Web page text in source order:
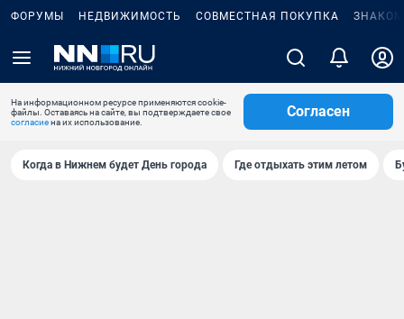
ФОРУМЫ НЕДВИЖИМОСТЬ СОВМЕСТНАЯ ПОКУПКА
На информационном ресурсе применяются cookie-
файлы. Оставаясь на сайте, вы подтверждаете свое
согласиена их использование.
Согласен
Когда в Нижнем будет День города Где отдыхать этим летом